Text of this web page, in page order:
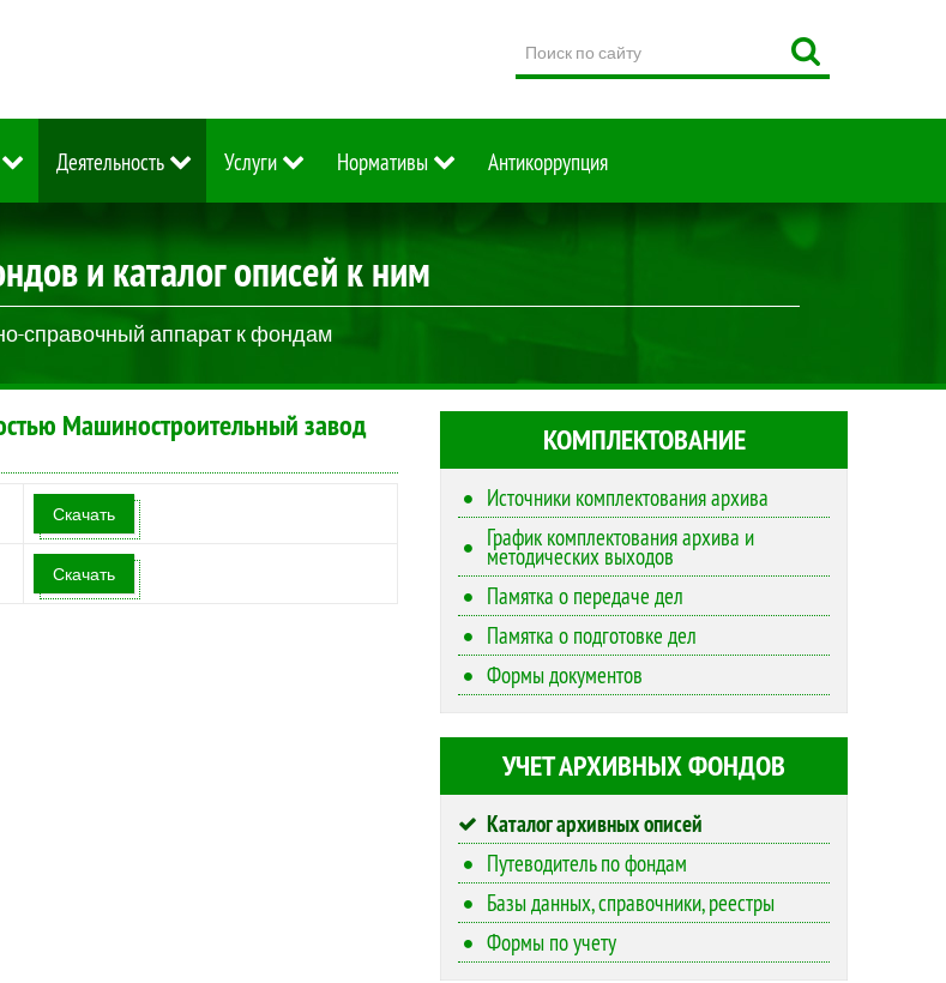
по
сайту
Деятельность Услуги Нормативы Антикоррупция
и каталог описей к ним
справочный аппарат к фондам
Машиностроительный завод
Скачать
Скачать
КОМПЛЕКТОВАНИЕ
Источники комплектования архива
График комплектования архива и
методических выходов
Памятка о передаче дел
Памятка о подготовке дел
Формы документов
УЧЕТ АРХИВНЫХ ФОНДОВ
Каталог архивных описей
Путеводитель по фондам
Базы данных, справочники, реестры
Формы по учету